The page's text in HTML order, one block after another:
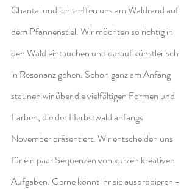
Chantal und ich treffen uns am Waldrand auf
dem Pfannenstiel. Wir möchten so richtig in
den Wald eintauchen und darauf künstlerisch
in Resonanz gehen. Schon ganz am Anfang
staunen wir über die vielfältigen Formen und
Farben, die der Herbstwald anfangs
November präsentiert. Wir entscheiden uns
für ein paar Sequenzen von kurzen kreativen
Aufgaben. Gerne könnt ihr sie ausprobieren -